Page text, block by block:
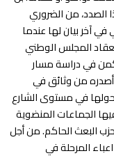
من الضروري
آخر بيان لها عندما
المجلس الوطني
في دراسة مسار
من وثائق في
حولها في مستوى الشارع
الجماعات المنضوية
البعث الحاكم. من أجل
المرحلة في